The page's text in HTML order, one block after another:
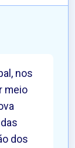
nos
meio
dos